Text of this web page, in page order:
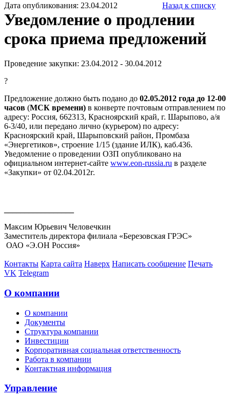
Дата опубликования: 23.04.2012 Назад к списку
Уведомление о продлении
срока приема предложений
Проведение закупки: 23.04.2012 - 30.04.2012
?
Предложение должно быть подано до 02.05.2012 года до 12-00
часов (МСК времени) в конверте почтовым отправлением по
адресу: Россия, 662313, Красноярский край, г. Шарыпово, а/я
6-3/40, или передано лично (курьером) по адресу:
Красноярский край, Шарыповский район, Промбаза
«Энергетиков», строение 1/15 (здание ИЛК), каб.436.
Уведомление о проведении ОЗП опубликовано на
официальном интернет-сайте www.eon-russia.ru в разделе
«Закупки» от 02.04.2012г.
Максим Юрьевич Человечкин
Заместитель директора филиала «Березовская ГРЭС»
ОАО «Э.ОН Россия»
Контакты Карта сайта Наверх Написать сообщение Печать
VK Telegram
О компании
О компании
Документы
Структура компании
Инвестиции
Корпоративная социальная ответственность
Работа в компании
Контактная информация
Управление